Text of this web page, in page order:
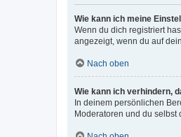
Wie kann ich meine
Wenn du dich registriert
angezeigt, wenn du auf
Nach oben
Wie kann ich verhindern,
In deinem persönlichen
Moderatoren und du selbst